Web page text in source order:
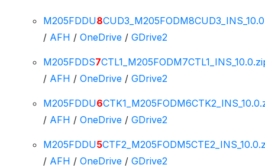
M205FDDU8
/ AFH / OneDrive/ GDrive2
M205FDDS7
/ AFH / OneDrive/ GDrive2
M205FDDU6
/ AFH / OneDrive/ GDrive2
M205FDDU5
/ AFH / OneDrive/ GDrive2